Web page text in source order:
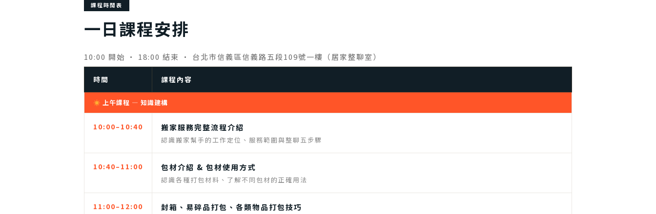
課程時間表
一日課程安排
10:00 開始 · 18:00 結束 · 台北市信義區信義路五段109號一樓（居家整聊室）
時間 課程內容
上午課程 — 知識建構
10:00–10:40 搬家服務完整流程介紹
認識搬家幫手的工作定位、服務範圍與整聊五步驟
10:40–11:00 包材介紹 & 包材使用方式
認識各種打包材料、了解不同包材的正確用法
11:00–12:00 封箱、易碎品打包、各類物品打包技巧